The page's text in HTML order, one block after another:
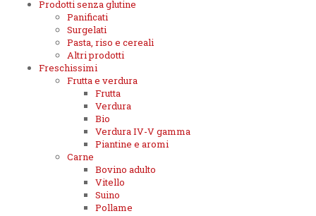
Prodotti senza glutine
Panificati
Surgelati
Pasta, riso e cereali
Altri prodotti
Freschissimi
Frutta e verdura
Frutta
Verdura
Bio
Verdura IV-V gamma
Piantine e aromi
Carne
Bovino adulto
Vitello
Suino
Pollame